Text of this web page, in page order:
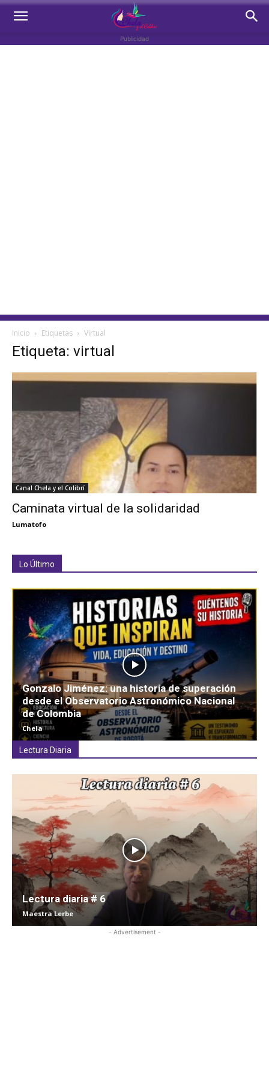
Publicidad
Inicio Etiquetas Virtual
Etiqueta: virtual
Canal Chela y el Colibrí
Caminata virtual de la solidaridad
Lumatofo
Lo Último
Gonzalo Jiménez: una historia de superación
desde el Observatorio Astronómico Nacional
de Colombia
Chela
Lectura Diaria
Lectura diaria # 6
Maestra Lerbe
- Advertisement -